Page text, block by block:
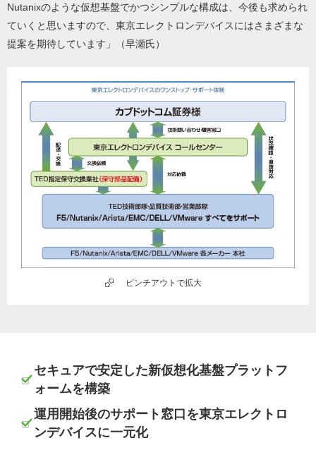
Nutanixのような仮想基盤でかつシンプルな構成は、今後も求められ
ていくと思いますので、東京エレクトロンデバイスにはさまざまな
提案を期待しています」（早瀬氏）
ピンチアウトで拡大
セキュアで安定した新仮想化基盤プラットフ
ォームを構築
運用開始後のサポート窓口を東京エレクトロ
ンデバイスに一元化